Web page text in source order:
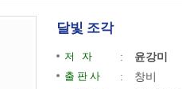
달빛 조각
저 자 :
윤강미
출 판 사
:
창비